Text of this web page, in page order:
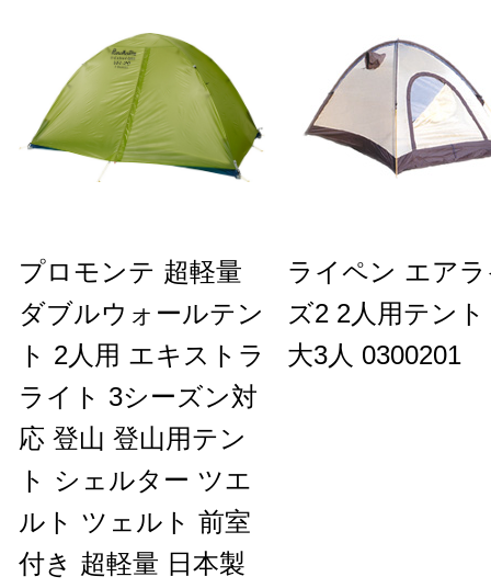
プロモンテ 超軽量
ダブルウォールテン
ト 2人用 エキストラ
ライト 3シーズン対
応 登山 登山用テン
ト シェルター ツエ
ルト ツェルト 前室
付き 超軽量 日本製
ライペン エア
ズ2 2人用テン
大3人 0300201